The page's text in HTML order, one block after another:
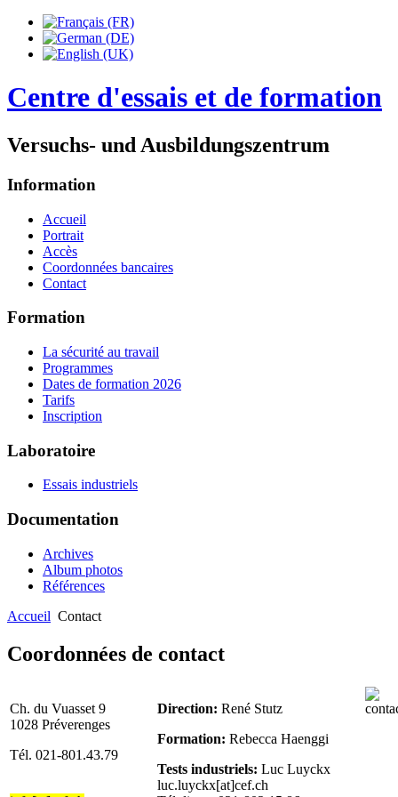
Centre d'essais et de formation
Versuchs- und Ausbildungszentrum
Information
Accueil
Portrait
Accès
Coordonnées bancaires
Contact
Formation
La sécurité au travail
Programmes
Dates de formation 2026
Tarifs
Inscription
Laboratoire
Essais industriels
Documentation
Archives
Album photos
Références
Accueil Contact
Coordonnées de contact
Ch. du Vuasset 9
1028 Préverenges
Tél. 021-801.43.79
Direction: René Stutz
Formation: Rebecca Haenggi
Tests industriels: Luc Luyckx
luc.luyckx[at]cef.ch